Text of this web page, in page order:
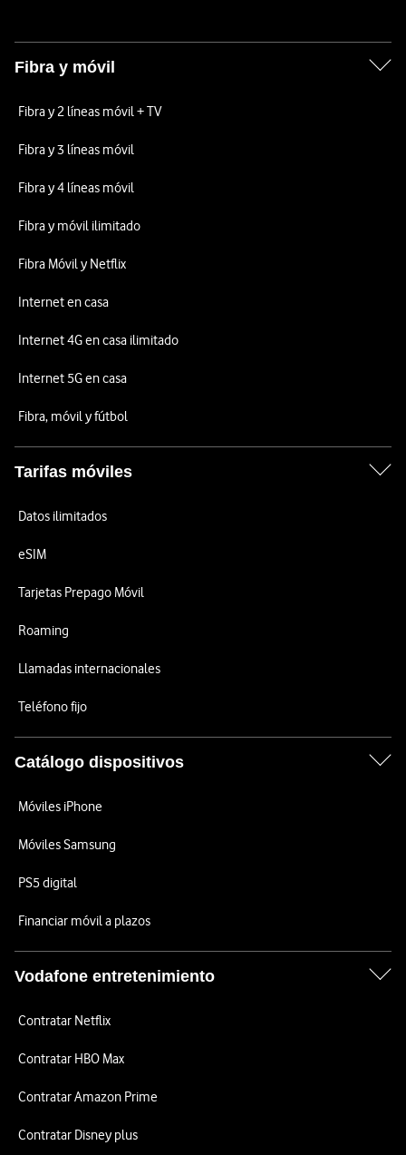
Fibra y móvil
Fibra y 2 líneas móvil + TV
Fibra y 3 líneas móvil
Fibra y 4 líneas móvil
Fibra y móvil ilimitado
Fibra Móvil y Netflix
Internet en casa
Internet 4G en casa ilimitado
Internet 5G en casa
Fibra, móvil y fútbol
Tarifas móviles
Datos ilimitados
eSIM
Tarjetas Prepago Móvil
Roaming
Llamadas internacionales
Teléfono fijo
Catálogo dispositivos
Móviles iPhone
Móviles Samsung
PS5 digital
Financiar móvil a plazos
Vodafone entretenimiento
Contratar Netflix
Contratar HBO Max
Contratar Amazon Prime
Contratar Disney plus